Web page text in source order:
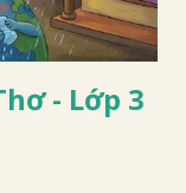
- Lớp 3